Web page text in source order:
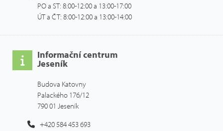
PO a ST: 8:00-12:00 a 13:00-17:00
ÚT a ČT: 8:00-12:00 a 13:00-14:00
Informační centrum
Jeseník
Budova Katovny
Palackého 176/12
790 01 Jeseník
+420 584 453 693